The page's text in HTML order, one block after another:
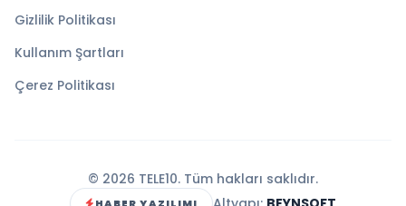
Gizlilik Politikası
Kullanım Şartları
Çerez Politikası
© 2026 TELE10. Tüm hakları saklıdır.
HABER YAZILIMI